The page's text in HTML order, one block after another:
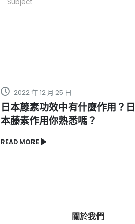
2023 年 8 月 24 日
必利勁膜衣錠治療早洩：副作用
和頭暈現象真相解析
READ MORE
關於我們